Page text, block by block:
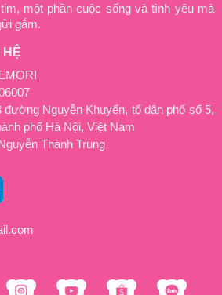
một phần cuộc sống và tình yêu mà
gắm.
HỆ
Nguyễn Khuyến, tổ dân phố số 5,
phố Hà Nội, Việt Nam
Thành Trung